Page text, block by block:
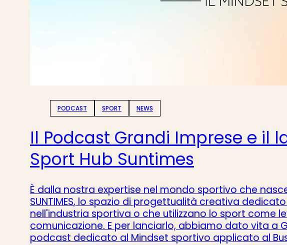
PODCAST SPORT NEWS
Il Podcast Grandi Imprese e il
Sport Hub Suntimes
È dalla nostra expertise nel mondo sportivo che
SUNTIMES, lo spazio di progettualità creativa
nell'industria sportiva o che utilizzano lo sport come
comunicazione. E per lanciarlo, abbiamo dato vita a
podcast dedicato al Mindset sportivo applicato al